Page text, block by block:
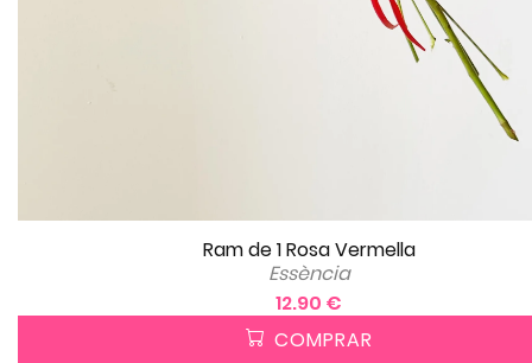
Ram de 1 Rosa Vermella
Essència
12.90 €
COMPRAR